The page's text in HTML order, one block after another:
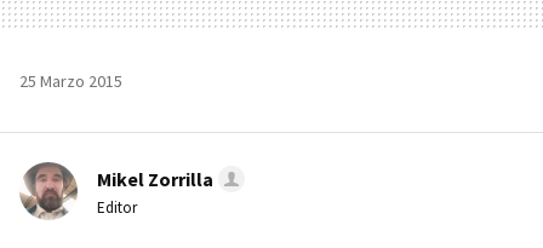
25 Marzo 2015
Mikel Zorrilla
Editor